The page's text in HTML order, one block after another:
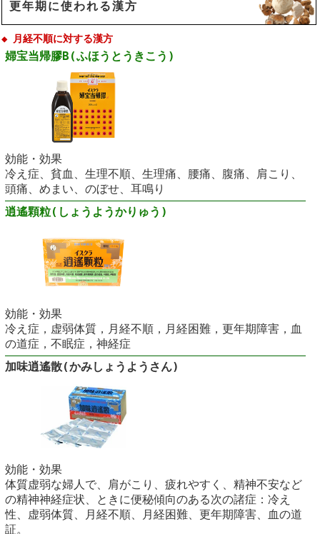
更年期に使われる漢方
◆ 月経不順に対する漢方
婦宝当帰膠B(ふほうとうきこう)
効能・効果
冷え症、貧血、生理不順、生理痛、腰痛、腹痛、肩こり、
頭痛、めまい、のぼせ、耳鳴り
逍遙顆粒(しょうようかりゅう)
効能・効果
冷え症，虚弱体質，月経不順，月経困難，更年期障害，血
の道症，不眠症，神経症
加味逍遙散(かみしょうようさん)
効能・効果
体質虚弱な婦人で、肩がこり、疲れやすく、精神不安など
の精神神経症状、ときに便秘傾向のある次の諸症：冷え
性、虚弱体質、月経不順、月経困難、更年期障害、血の道
証。